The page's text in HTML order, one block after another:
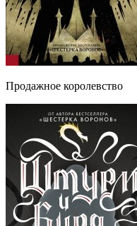
Продажное королевство